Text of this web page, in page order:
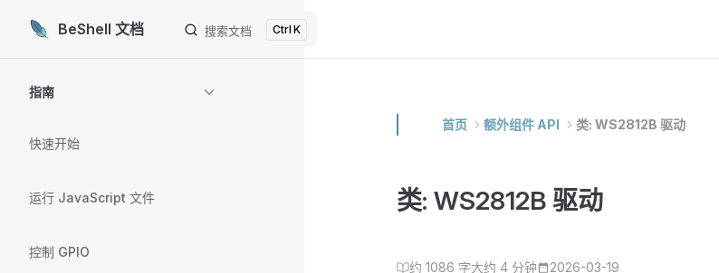
Skip to content
BeShell 文档 搜索文档 K
指南
快速开始
运行 JavaScript 文件
控制 GPIO
首页 额外组件 API 类: WS2812B 驱动
类: WS2812B 驱动
约 1086 字大约 4 分钟 2026-03-19